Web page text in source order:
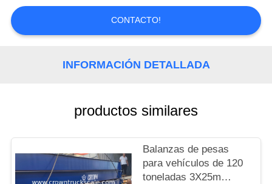
CONTACTO
MAPA
DEL
SITIO
CONTACTO!
INFORMACIÓN DETALLADA
productos similares
Balanzas de pesas
para vehículos de 120
toneladas 3X25m